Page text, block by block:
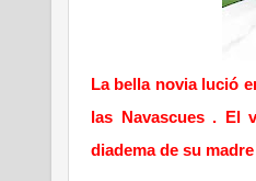
La bella novia lució
las Navascues . El
diadema de su